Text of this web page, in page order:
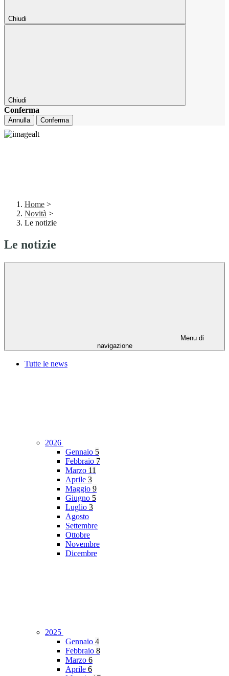
Chiudi
Chiudi
Conferma
Annulla Conferma
Home >
Novità >
Le notizie
Le notizie
Menu di
navigazione
Tutte le news
2026
Gennaio 5
Febbraio 7
Marzo 11
Aprile 3
Maggio 9
Giugno 5
Luglio 3
Agosto
Settembre
Ottobre
Novembre
Dicembre
2025
Gennaio 4
Febbraio 8
Marzo 6
Aprile 6